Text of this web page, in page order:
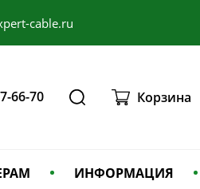
cable.ru
66-70 Корзина
ИНФОРМАЦИЯ